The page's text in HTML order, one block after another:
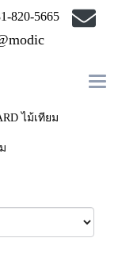
820-5665
ไม้เทียม